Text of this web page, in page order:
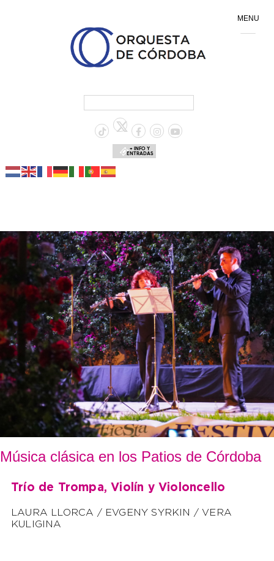
+ INFO Y
ENTRADAS
Música clásica en los Patios de Córdoba
Trío de Trompa, Violín y Violoncello
LAURA LLORCA / EVGENY SYRKIN / VERA
KULIGINA
MENU